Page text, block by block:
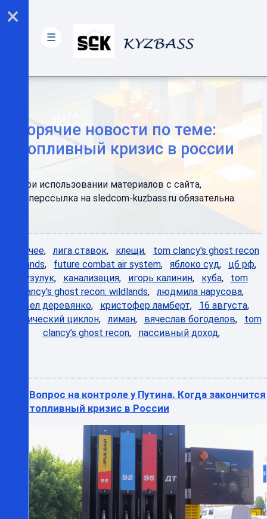
Горячие новости по теме:
топливный кризис в россии
При использовании материалов с сайта,
гиперссылка на sledcom-kuzbass.ru обязательна.
Горячее,лига ставок, клещи, tom clancy's ghost recon
wildlands, future combat air system, яблоко суд, цб рф,
бузулук, канализация, игорь калинин, куба, tom
clancy's ghost recon: wildlands,людмила нарусова,
павел деревянко, кристофер ламберт, 16 августа,
тропический циклон,лиман, вячеслав богоделов, tom
clancy’s ghost recon, пассивный доход,
Вопрос на контроле у Путина. Когда закончится
топливный кризис в России
×
☰